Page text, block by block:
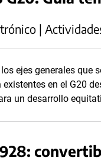
|
ejes generales que
existentes en el G20
un desarrollo